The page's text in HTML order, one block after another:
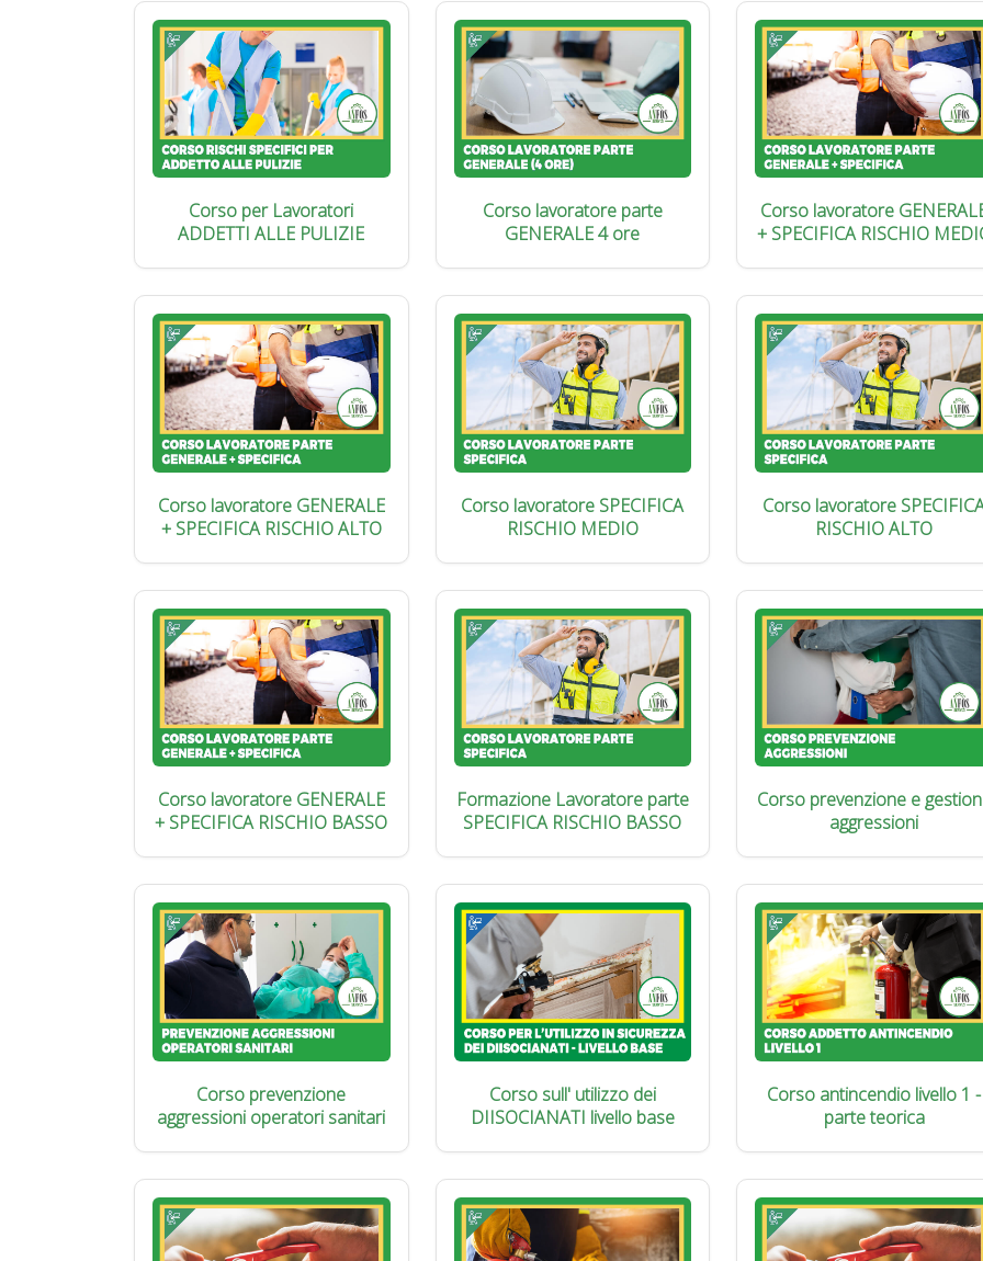
Corso per Lavoratori
ADDETTI ALLE PULIZIE
Corso lavoratore parte
GENERALE 4 ore
Corso lavoratore
+ SPECIFICA RISCHIO
Corso lavoratore GENERALE
+ SPECIFICA RISCHIO ALTO
Corso lavoratore SPECIFICA
RISCHIO MEDIO
Corso lavoratore
RISCHIO ALTO
Corso lavoratore GENERALE
+ SPECIFICA RISCHIO BASSO
Formazione Lavoratore parte
SPECIFICA RISCHIO BASSO
Corso prevenzione e
aggressioni
Corso prevenzione
aggressioni operatori sanitari
Corso sull' utilizzo dei
DIISOCIANATI livello base
Corso antincendio livello 1 -
parte teorica